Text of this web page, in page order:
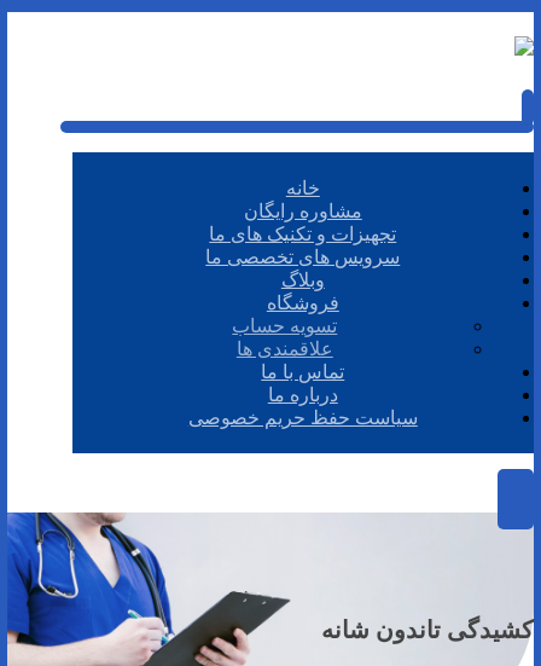
خانه
مشاوره رایگان
تجهیزات و تکنیک های ما
سرویس های تخصصی ما
وبلاگ
فروشگاه
تسویه حساب
علاقمندی ها
تماس با ما
درباره ما
سیاست حفظ حریم خصوصی
کشیدگی تاندون شانه